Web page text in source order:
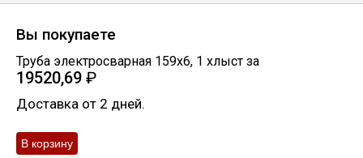
Проволока
Скобо-гибочные изделия
Вы покупаете
Труба электросварная 159х6, 1 хлыст за
19520,69 ₽
Доставка от 2 дней.